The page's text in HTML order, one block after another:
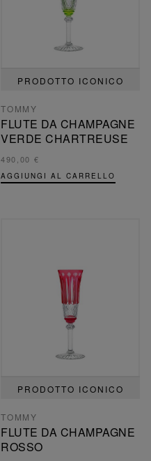
PRODOTTO ICONICO
TOMMY
FLUTE DA CHAMPAGNE
VERDE CHARTREUSE
490,00 €
AGGIUNGI AL CARRELLO
PRODOTTO ICONICO
TOMMY
FLUTE DA CHAMPAGNE
ROSSO